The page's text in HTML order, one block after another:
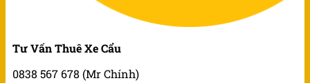
Tư Vấn Thuê Xe Cẩu
0838 567 678 (Mr Chính)